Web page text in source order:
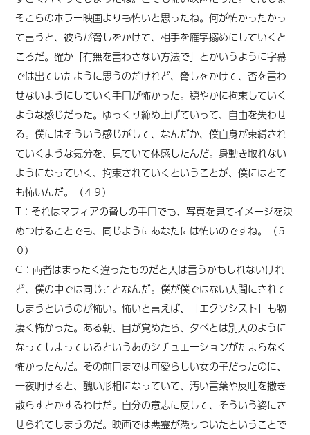
そこらのホラー映画よりも怖いと思ったね。何が怖かったかっ
て言うと、彼らが脅しをかけて、相手を雁字搦めにしていくと
ころだ。確か「有無を言わさない方法で」とかいうように字幕
では出ていたように思うのだけれど、脅しをかけて、否を言わ
せないようにしていく手口が怖かった。穏やかに拘束していく
ような感じだった。ゆっくり締め上げていって、自由を失わせ
る。僕にはそういう感じがして、なんだか、僕自身が束縛され
ていくような気分を、見ていて体感したんだ。身動き取れない
ようになっていく、拘束されていくということが、僕にはとて
も怖いんだ。（４９）
T：それはマフィアの脅しの手口でも、写真を見てイメージを決
めつけることでも、同じようにあなたには怖いのですね。（５
０）
C：両者はまったく違ったものだと人は言うかもしれないけれ
ど、僕の中では同じことなんだ。僕が僕ではない人間にされて
しまうというのが怖い。怖いと言えば、「エクソシスト」も物
凄く怖かった。ある朝、目が覚めたら、夕べとは別人のように
なってしまっているというあのシチュエーションがたまらなく
怖かったんだ。その前日までは可愛らしい女の子だったのに、
一夜明けると、醜い形相になっていて、汚い言葉や反吐を撒き
散らすとかするわけだ。自分の意志に反して、そういう姿にさ
せられてしまうのだ。映画では悪霊が憑りついたということで